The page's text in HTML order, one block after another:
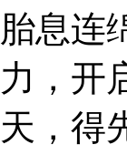
胎息连
力，开
天，得